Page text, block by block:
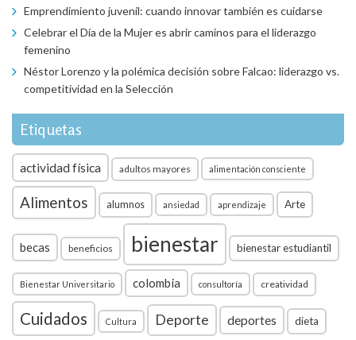
Emprendimiento juvenil: cuando innovar también es cuidarse
Celebrar el Día de la Mujer es abrir caminos para el liderazgo
femenino
Néstor Lorenzo y la polémica decisión sobre Falcao: liderazgo vs.
competitividad en la Selección
Etiquetas
actividad física adultos mayores alimentación consciente
Alimentos alumnos ansiedad aprendizaje Arte
becas beneficios bienestar bienestar estudiantil
Bienestar Universitario colombia consultoría creatividad
Cuidados Cultura Deporte deportes dieta